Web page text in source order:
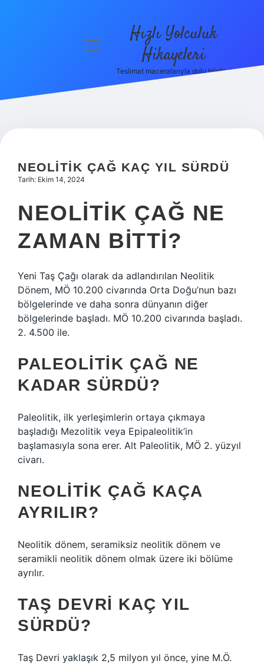
Hakkımızda
menüyü
Hızlı Yolculuk
Hikayeleri
Teslimat maceralarıyla dolu bilgiler!
NEOLITIK ÇAĞ KAÇ YIL SÜRDÜ
Tarih: Ekim 14, 2024
NEOLITIK ÇAĞ NE
ZAMAN BITTI?
Yeni Taş Çağı olarak da adlandırılan Neolitik
Dönem, MÖ 10.200 civarında Orta Doğu’nun bazı
bölgelerinde ve daha sonra dünyanın diğer
bölgelerinde başladı. MÖ 10.200 civarında başladı.
2. 4.500 ile.
PALEOLITIK ÇAĞ NE
KADAR SÜRDÜ?
Paleolitik, ilk yerleşimlerin ortaya çıkmaya
başladığı Mezolitik veya Epipaleolitik’in
başlamasıyla sona erer. Alt Paleolitik, MÖ 2. yüzyıl
civarı.
NEOLITIK ÇAĞ KAÇA
AYRILIR?
Neolitik dönem, seramiksiz neolitik dönem ve
seramikli neolitik dönem olmak üzere iki bölüme
ayrılır.
TAŞ DEVRI KAÇ YIL
SÜRDÜ?
Taş Devri yaklaşık 2,5 milyon yıl önce, yine M.Ö.